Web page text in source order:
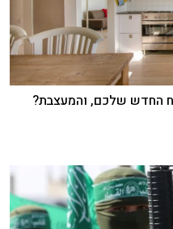
החדש שלכם, והמעצבת?